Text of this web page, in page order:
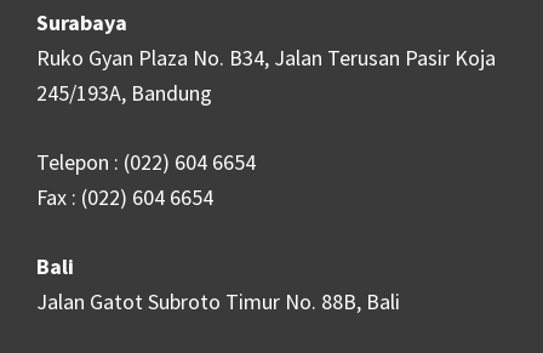
Surabaya
Ruko Gyan Plaza No. B34, Jalan Terusan Pasir Koja
245/193A, Bandung
Telepon : (022) 604 6654
Fax : (022) 604 6654
Bali
Jalan Gatot Subroto Timur No. 88B, Bali